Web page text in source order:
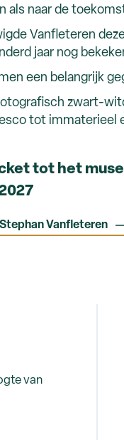
als naar de
Vanfleteren
jaar nog
een belangrijk
zwart-
tot immaterieel
tot het
Vanfleteren
van